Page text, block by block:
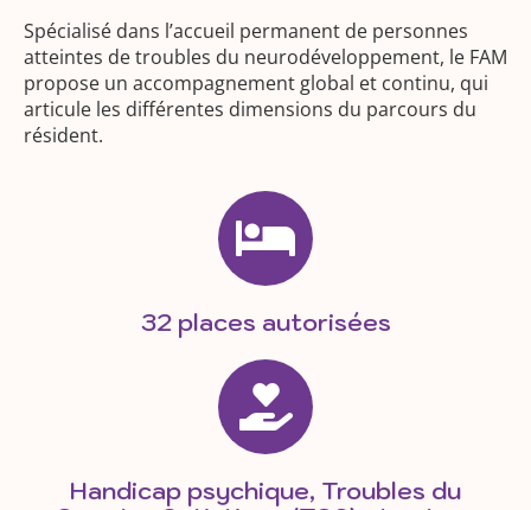
Spécialisé dans l’accueil permanent de personnes
atteintes de troubles du neurodéveloppement, le FAM
propose un accompagnement global et continu, qui
articule les différentes dimensions du parcours du
résident.
32 places autorisées
Handicap psychique, Troubles du